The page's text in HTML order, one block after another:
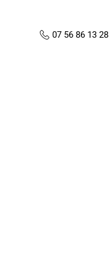
07 56 86 13 28